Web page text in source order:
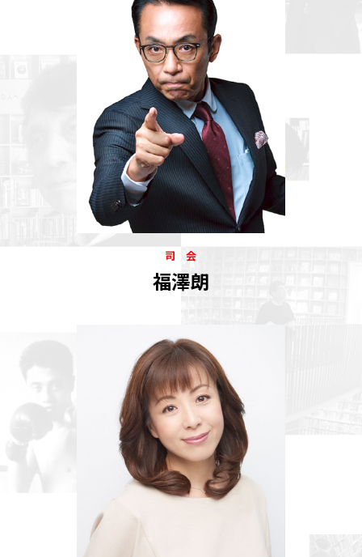
司 会
福澤朗